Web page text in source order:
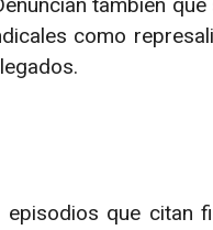
también
como
episodios que citan